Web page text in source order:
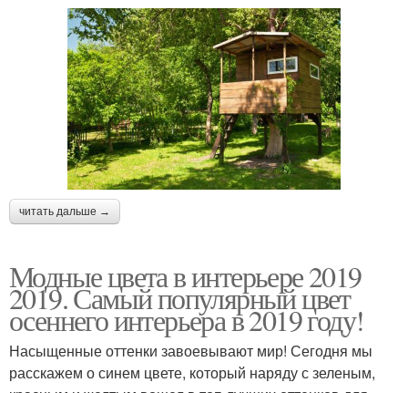
читать дальше →
Модные цвета в интерьере 2019
2019. Самый популярный цвет
осеннего интерьера в 2019 году!
Насыщенные оттенки завоевывают мир! Сегодня мы
расскажем о синем цвете, который наряду с зеленым,